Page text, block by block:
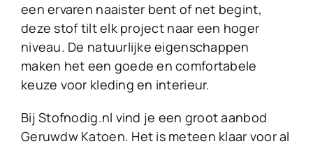
een ervaren naaister bent of net begint,
deze stof tilt elk project naar een hoger
niveau. De natuurlijke eigenschappen
maken het een goede en comfortabele
keuze voor kleding en interieur.
Bij Stofnodig.nl vind je een groot aanbod
Geruwdw Katoen. Het is meteen klaar voor al